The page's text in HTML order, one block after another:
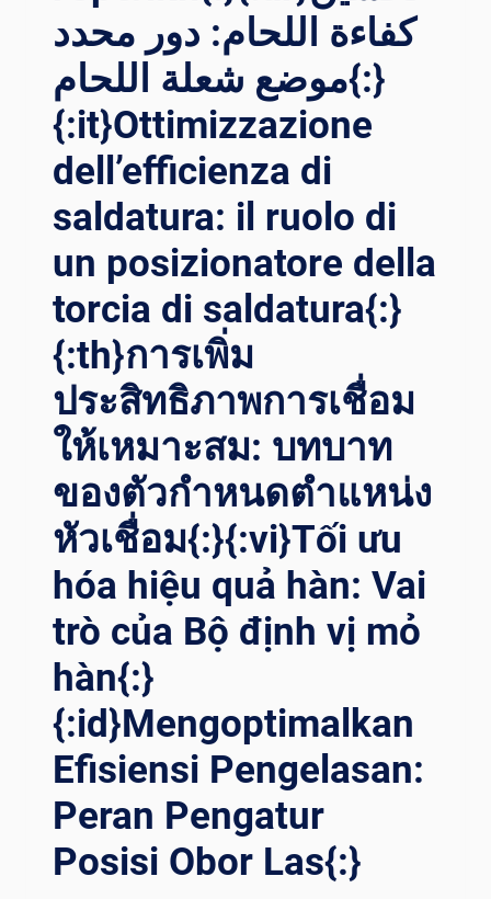
كفاءة اللحام: دور محدد
موضع شعلة اللحام{:}
{:it}Ottimizzazione
dell’efficienza di
saldatura: il ruolo di
un posizionatore della
torcia di saldatura{:}
{:th}การเพิ่ม
ประสิทธิภาพการเชื่อม
ให้เหมาะสม: บทบาท
ของตัวกำหนดตำแหน่ง
หัวเชื่อม{:}{:vi}Tối ưu
hóa hiệu quả hàn: Vai
trò của Bộ định vị mỏ
hàn{:}
{:id}Mengoptimalkan
Efisiensi Pengelasan:
Peran Pengatur
Posisi Obor Las{:}